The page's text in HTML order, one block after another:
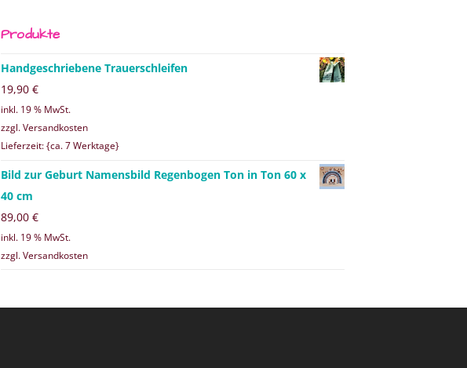
Produkte
Handgeschriebene Trauerschleifen
19,90 €
inkl. 19 % MwSt.
zzgl. Versandkosten
Lieferzeit: {ca. 7 Werktage}
Bild zur Geburt Namensbild Regenbogen Ton in Ton 60 x
40 cm
89,00 €
inkl. 19 % MwSt.
zzgl. Versandkosten